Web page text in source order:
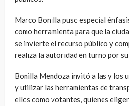
Marco Bonilla puso especial
como herramienta para que la
se invierte el recurso público y
realiza la autoridad en turno por su
Bonilla Mendoza invitó a las y los
y utilizar las herramientas de
ellos como votantes, quienes